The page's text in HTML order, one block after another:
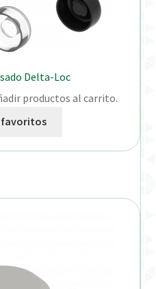
Delta-Loc
productos al carrito.
favoritos